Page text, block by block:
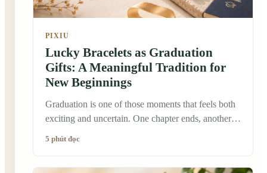
PIXIU
Lucky Bracelets as Graduation
Gifts: A Meaningful Tradition for
New Beginnings
Graduation is one of those moments that feels both
exciting and uncertain. One chapter ends, another
5 phút đọc